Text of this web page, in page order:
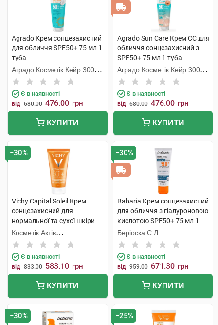
Agrado Крем сонцезахисний
для обличчя SPF50+ 75 мл 1
туба
Аградо Косметік Кейр 3000
С.Л.У.
Є в наявності
від 680.00 476.00 грн
КУПИТИ
Agrado Sun Care Крем СС для
обличчя сонцезахисний з
SPF50+ 75 мл 1 туба
Аградо Косметік Кейр 3000
С.Л.У.
Є в наявності
від 680.00 476.00 грн
КУПИТИ
−30%
Vichy Capital Soleil Крем
сонцезахисний для
нормальної та сухої шкіри
SPF50+ 50 мл 1 туба
Косметік Актів
Інтернаціональ
Є в наявності
від 833.00 583.10 грн
КУПИТИ
−30%
Babaria Крем сонцезахисний
для обличчя з гіалуроновою
кислотою SPF50+ 75 мл 1
туба
Беріоска С.Л.
Є в наявності
від 959.00 671.30 грн
КУПИТИ
−30% −25%